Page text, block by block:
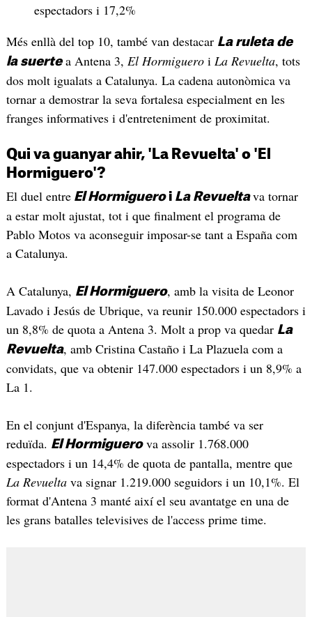
espectadors i 17,2%
Més enllà del top 10, també van destacar La ruleta de
la suertea Antena 3, El Hormigueroi La Revuelta, tots
dos molt igualats a Catalunya. La cadena autonòmica va
tornar a demostrar la seva fortalesa especialment en les
franges informatives i d'entreteniment de proximitat.
Qui va guanyar ahir, 'La Revuelta' o 'El
Hormiguero'?
El duel entre El Hormigueroi La Revuelta va tornar
a estar molt ajustat, tot i que finalment el programa de
Pablo Motos va aconseguir imposar-se tant a España com
a Catalunya.
A Catalunya, El Hormiguero, amb la visita de Leonor
Lavado i Jesús de Ubrique, va reunir 150.000 espectadors i
un 8,8% de quota a Antena 3. Molt a prop va quedar La
Revuelta, amb Cristina Castaño i La Plazuela com a
convidats, que va obtenir 147.000 espectadors i un 8,9% a
La 1.
En el conjunt d'Espanya, la diferència també va ser
reduïda. El Hormiguerova assolir 1.768.000
espectadors i un 14,4% de quota de pantalla, mentre que
La Revueltava signar 1.219.000 seguidors i un 10,1%. El
format d'Antena 3 manté així el seu avantatge en una de
les grans batalles televisives de l'access prime time.